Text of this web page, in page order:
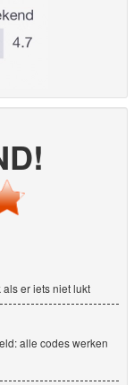
er iets niet lukt
alle codes werken